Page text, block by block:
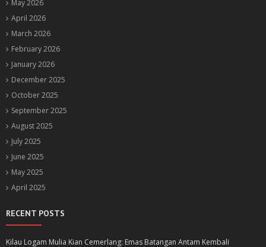
May 2026
April 2026
March 2026
February 2026
January 2026
December 2025
October 2025
September 2025
August 2025
July 2025
June 2025
May 2025
April 2025
RECENT POSTS
Kilau Logam Mulia Kian Cemerlang: Emas Batangan Antam Kembali